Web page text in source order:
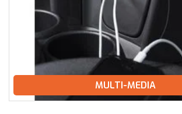
MULTI-MEDIA